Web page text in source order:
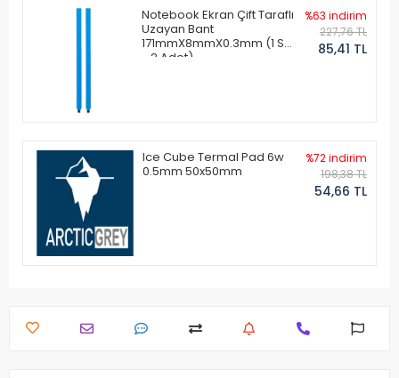
Notebook Ekran Çift Taraflı
Uzayan Bant
171mmX8mmX0.3mm (1 Set
- 2 Adet)
%63 indirim
227,76 TL
85,41 TL
Ice Cube Termal Pad 6w
0.5mm 50x50mm
%72 indirim
198,38 TL
54,66 TL